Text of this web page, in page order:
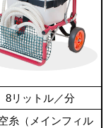
8リットル／分
糸（メインフィル